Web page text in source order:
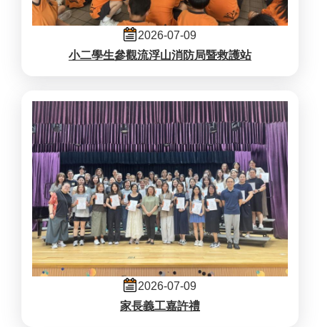
2026-07-09
小二學生參觀流浮山消防局暨救護站
2026-07-09
家長義工嘉許禮